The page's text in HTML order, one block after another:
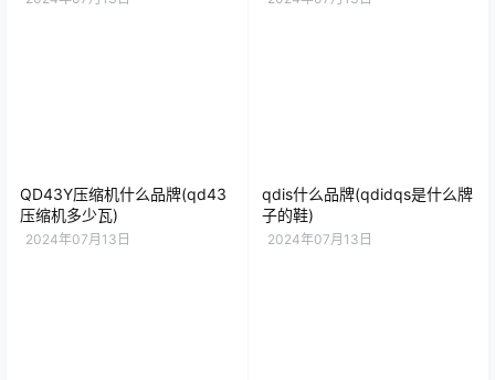
QD43Y压缩机什么品牌(qd43
压缩机多少瓦)
2024年07月13日
qdis什么品牌(qdidqs是什么牌
子的鞋)
2024年07月13日